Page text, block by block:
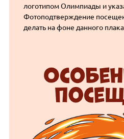
логотипом Олимпиады и
Фотоподтверждение
делать на фоне данного